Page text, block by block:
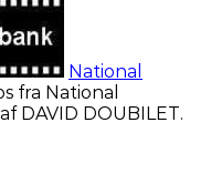
National
fra National
DAVID DOUBILET.